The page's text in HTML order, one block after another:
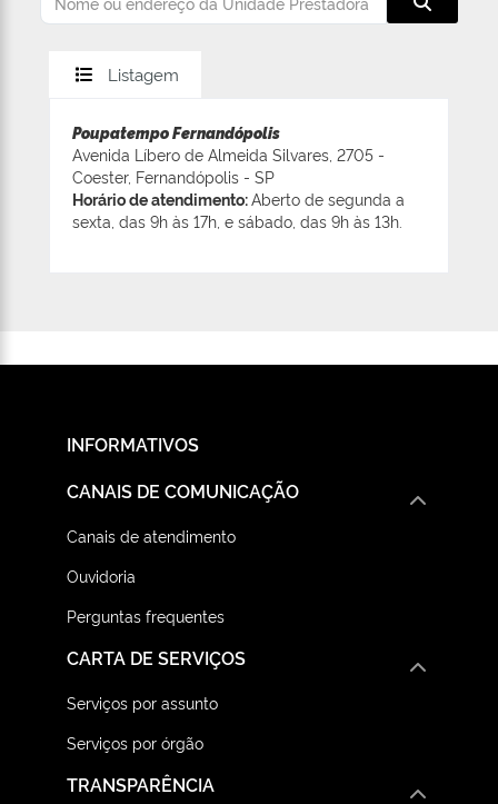
Listagem
Poupatempo Fernandópolis
Avenida Líbero de Almeida Silvares, 2705 -
Coester, Fernandópolis - SP
Horário de atendimento:Aberto de segunda a
sexta, das 9h às 17h, e sábado, das 9h às 13h.
INFORMATIVOS
CANAIS DE COMUNICAÇÃO
Canais de atendimento
Ouvidoria
Perguntas frequentes
CARTA DE SERVIÇOS
Serviços por assunto
Serviços por órgão
TRANSPARÊNCIA